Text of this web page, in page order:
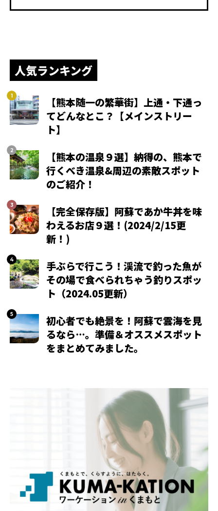
人気ランキング
【熊本随一の繁華街】上通・下通っ
てどんなとこ？【メインストリー
ト】
【熊本の温泉９選】納得の、熊本で
行くべき温泉&周辺の素敵スポット
のご紹介！
【完全保存版】阿蘇であか牛丼を味
わえるお店９選！(2024/2/15更
新！)
手ぶらで行こう！渓流で釣った魚が
その場で食べられちゃう釣りスポッ
ト（2024.05更新）
初心者でも絶景を！阿蘇で雲海を見
るなら…。準備＆オススメスポット
をまとめてみました。